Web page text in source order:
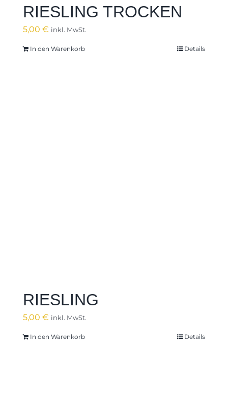
RIESLING TROCKEN
5,00 € inkl. MwSt.
In den Warenkorb Details
RIESLING
5,00 € inkl. MwSt.
In den Warenkorb Details